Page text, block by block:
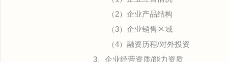
（2）企业产品结构
（3）企业销售区域
（4）融资历程/对外投资
3、企业经营资质/能力资质